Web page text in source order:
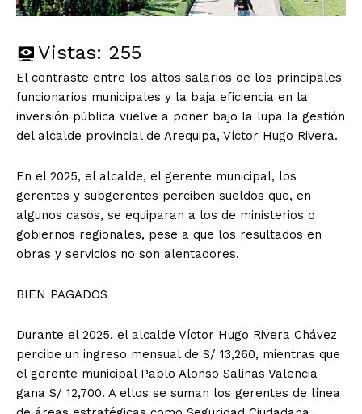
Vistas: 255
El contraste entre los altos salarios de los principales
funcionarios municipales y la baja eficiencia en la
inversión pública vuelve a poner bajo la lupa la gestión
del alcalde provincial de Arequipa, Víctor Hugo Rivera.
En el 2025, el alcalde, el gerente municipal, los
gerentes y subgerentes perciben sueldos que, en
algunos casos, se equiparan a los de ministerios o
gobiernos regionales, pese a que los resultados en
obras y servicios no son alentadores.
BIEN PAGADOS
Durante el 2025, el alcalde Víctor Hugo Rivera Chávez
percibe un ingreso mensual de S/ 13,260, mientras que
el gerente municipal Pablo Alonso Salinas Valencia
gana S/ 12,700. A ellos se suman los gerentes de línea